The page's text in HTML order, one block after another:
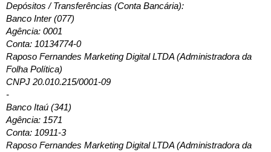
Depósitos / Transferências (Conta Bancária):
Banco Inter (077)
Agência: 0001
Conta: 10134774-0
Raposo Fernandes Marketing Digital LTDA (Administradora da
Folha Política)
CNPJ 20.010.215/0001-09
-
Banco Itaú (341)
Agência: 1571
Conta: 10911-3
Raposo Fernandes Marketing Digital LTDA (Administradora da